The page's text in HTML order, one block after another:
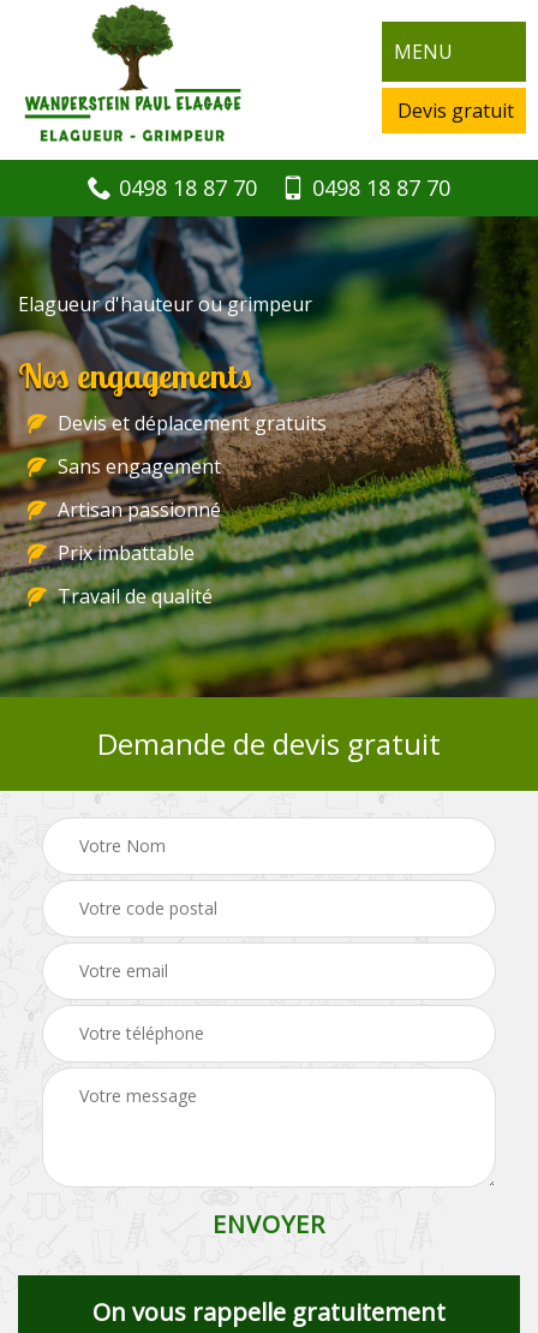
MENU
Devis gratuit
0498 18 87 70 0498 18 87 70
Elagueur d'hauteur ou grimpeur
Nos engagements
Devis et déplacement gratuits
Sans engagement
Artisan passionné
Prix imbattable
Travail de qualité
Demande de devis gratuit
On vous rappelle gratuitement